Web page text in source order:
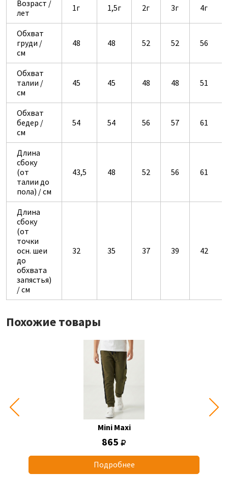
Возраст /
лет
1г 1,5г 2г 3г 4г
Обхват
груди /
см
48 48 52 52 56
Обхват
талии /
см
45 45 48 48 51
Обхват
бедер /
см
54 54 56 57 61
Длина
сбоку
(от
талии до
пола) / см
43,5 48 52 56 61
Длина
сбоку
(от
точки
осн. шеи
до
обхвата
запястья)
/ см
32 35 37 39 42
Похожие товары
Mini Maxi
865
Подробнее